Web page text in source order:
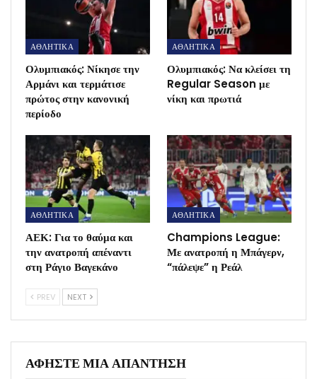
ΑΘΛΗΤΙΚΑ
Ολυμπιακός: Νίκησε την
Αρμάνι και τερμάτισε
πρώτος στην κανονική
περίοδο
ΑΘΛΗΤΙΚΑ
Ολυμπιακός: Να κλείσει τη
Regular Season με
νίκη και πρωτιά
ΑΘΛΗΤΙΚΑ
ΑΕΚ: Για το θαύμα και
την ανατροπή απέναντι
στη Ράγιο Βαγεκάνο
ΑΘΛΗΤΙΚΑ
Champions League:
Με ανατροπή η Μπάγερν,
“πάλεψε” η Ρεάλ
PREV NEXT
ΑΦΉΣΤΕ ΜΙΑ ΑΠΆΝΤΗΣΗ